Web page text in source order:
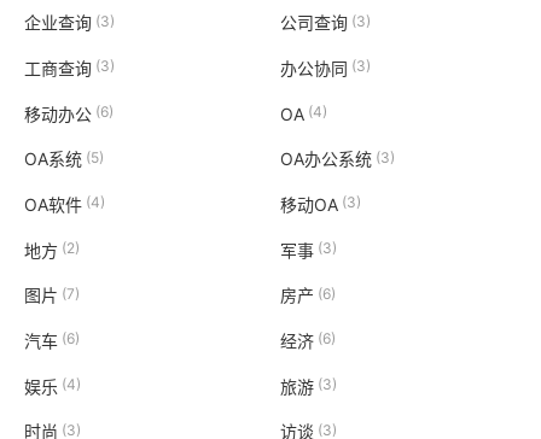
企业查询 (3) 公司查询(3)
工商查询 (3) 办公协同 (3)
移动办公 (6) OA (4)
OA系统 (5) OA办公系统(3)
OA软件 (4) 移动OA (3)
地方 (2) 军事 (3)
图片 (7) 房产 (6)
汽车 (6) 经济(6)
娱乐 (4) 旅游(3)
时尚 (3) 访谈 (3)